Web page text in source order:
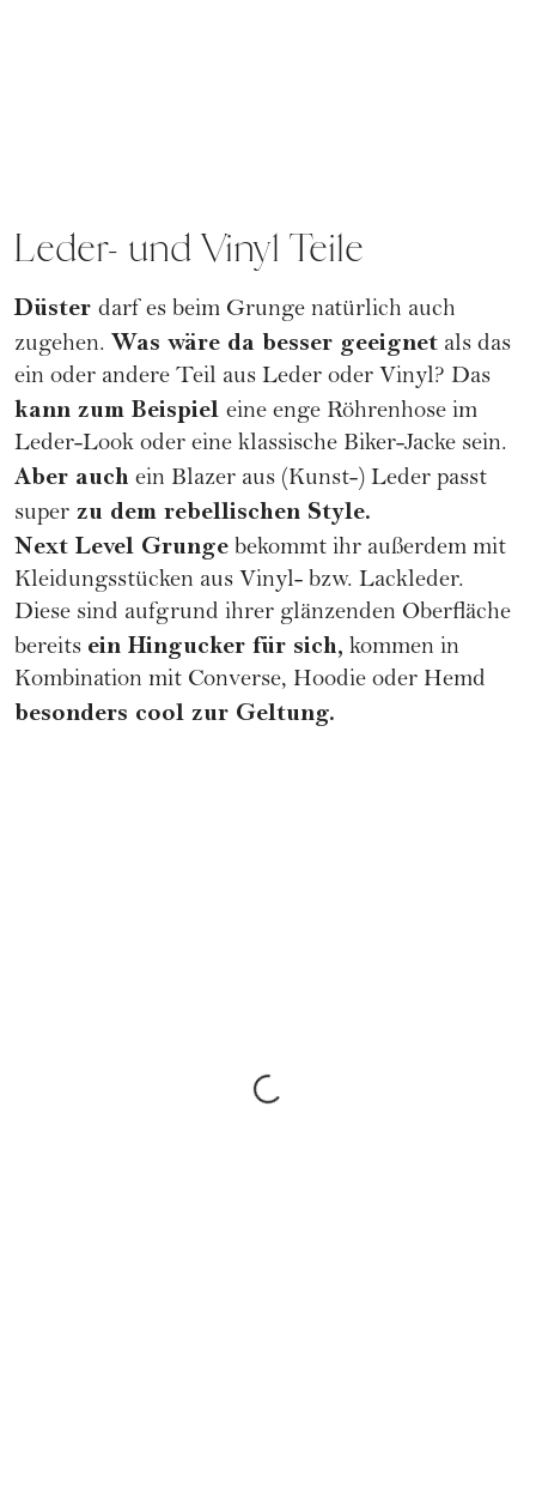
Leder- und Vinyl Teile
Düster darf es beim Grunge natürlich auch
zugehen. Was wäre da besser geeignet als das
ein oder andere Teil aus Leder oder Vinyl? Das
kann zum Beispiel eine enge Röhrenhose im
Leder-Look oder eine klassische Biker-Jacke sein.
Aber auch ein Blazer aus (Kunst-) Leder passt
super zu dem rebellischen Style.
Next Level Grunge bekommt ihr außerdem mit
Kleidungsstücken aus Vinyl- bzw. Lackleder.
Diese sind aufgrund ihrer glänzenden Oberfläche
bereits ein Hingucker für sich, kommen in
Kombination mit Converse, Hoodie oder Hemd
besonders cool zur Geltung.